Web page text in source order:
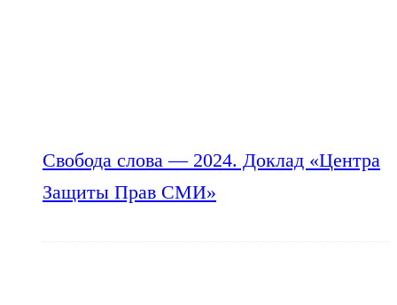
Свобода слова — 2024. Доклад «Центра
Защиты Прав СМИ»